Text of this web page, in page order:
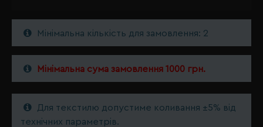
Мінімальна кількість для замовлення: 2
Мінімальна сума замовлення 1000 грн.
Для текстилю допустиме коливання ±5% від
технічних параметрів.